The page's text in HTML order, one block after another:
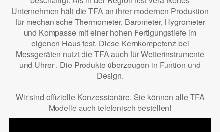
Unternehmen hält die TFA an ihrer modernen Produktion
für mechanische Thermometer, Barometer, Hygrometer
und Kompasse mit einer hohen Fertigungstiefe im
eigenen Haus fest. Diese Kernkompetenz bei
Messgeräten nutzt die TFA auch für Wetterinstrumente
und Uhren. Die Produkte überzeugen in Funtion und
Design.
Wir sind offizielle Konzessionäre. Sie können alle TFA
Modelle auch telefonisch bestellen!